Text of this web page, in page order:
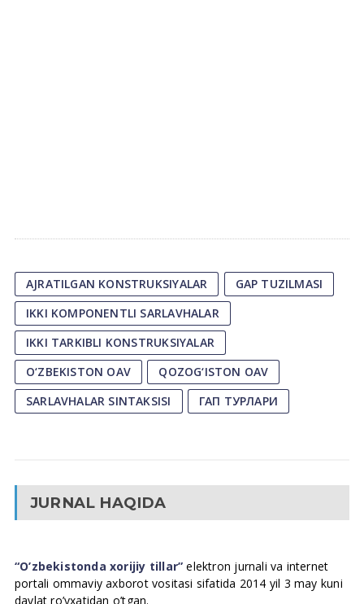
AJRATILGAN KONSTRUKSIYALAR
GAP TUZILMASI
IKKI KOMPONENTLI SARLAVHALAR
IKKI TARKIBLI KONSTRUKSIYALAR
O‘ZBEKISTON OAV
QOZOG‘ISTON OAV
SARLAVHALAR SINTAKSISI
ГАП ТУРЛАРИ
JURNAL HAQIDA
“O’zbekistonda xorijiy tillar” elektron jurnali va internet
portali ommaviy axborot vositasi sifatida 2014 yil 3 may kuni
davlat ro’yxatidan o’tgan.